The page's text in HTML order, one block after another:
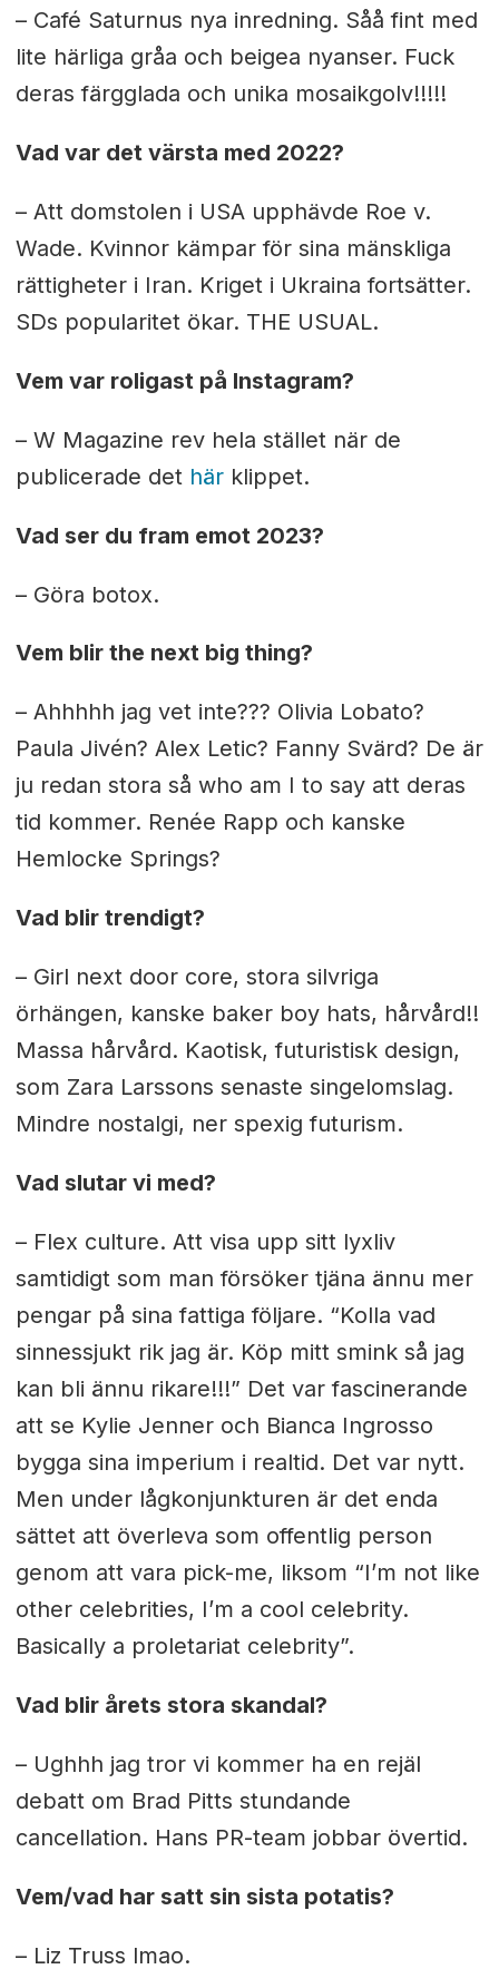
– Café Saturnus nya inredning. Såå fint med
lite härliga gråa och beigea nyanser. Fuck
deras färgglada och unika mosaikgolv!!!!!
Vad var det värsta med 2022?
– Att domstolen i USA upphävde Roe v.
Wade. Kvinnor kämpar för sina mänskliga
rättigheter i Iran. Kriget i Ukraina fortsätter.
SDs popularitet ökar. THE USUAL.
Vem var roligast på Instagram?
– W Magazine rev hela stället när de
publicerade det härklippet.
Vad ser du fram emot 2023?
– Göra botox.
Vem blir the next big thing?
– Ahhhhh jag vet inte??? Olivia Lobato?
Paula Jivén? Alex Letic? Fanny Svärd? De är
ju redan stora så who am I to say att deras
tid kommer. Renée Rapp och kanske
Hemlocke Springs?
Vad blir trendigt?
– Girl next door core, stora silvriga
örhängen, kanske baker boy hats, hårvård!!
Massa hårvård. Kaotisk, futuristisk design,
som Zara Larssons senaste singelomslag.
Mindre nostalgi, ner spexig futurism.
Vad slutar vi med?
– Flex culture. Att visa upp sitt lyxliv
samtidigt som man försöker tjäna ännu mer
pengar på sina fattiga följare. “Kolla vad
sinnessjukt rik jag är. Köp mitt smink så jag
kan bli ännu rikare!!!” Det var fascinerande
att se Kylie Jenner och Bianca Ingrosso
bygga sina imperium i realtid. Det var nytt.
Men under lågkonjunkturen är det enda
sättet att överleva som offentlig person
genom att vara pick-me, liksom “I’m not like
other celebrities, I’m a cool celebrity.
Basically a proletariat celebrity”.
Vad blir årets stora skandal?
– Ughhh jag tror vi kommer ha en rejäl
debatt om Brad Pitts stundande
cancellation. Hans PR-team jobbar övertid.
Vem/vad har satt sin sista potatis?
– Liz Truss lmao.